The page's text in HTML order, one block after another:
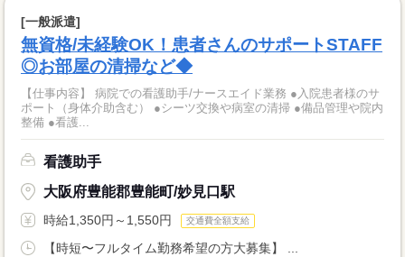
[一般派遣]
無資格/未経験OK！患者さんのサポートSTAFF
◎お部屋の清掃など◆
【仕事内容】 病院での看護助手/ナースエイド業務 ●入院患者様のサ
ポート（身体介助含む） ●シーツ交換や病室の清掃 ●備品管理や院内
整備 ●看護...
看護助手
大阪府豊能郡豊能町/妙見口駅
時給1,350円～1,550円 交通費全額支給
【時短〜フルタイム勤務希望の方大募集】 ...